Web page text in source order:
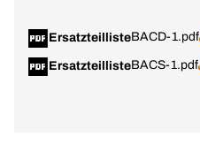
ErsatzteillisteBACD-1.pdf
ErsatzteillisteBACS-1.pdf